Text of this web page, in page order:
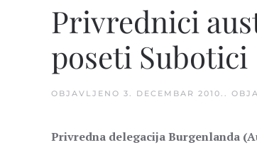
Privrednici
poseti Subotici
OBJAVLJENO 3. DECEMBAR 2010. .
Privredna delegacija Burgenlanda